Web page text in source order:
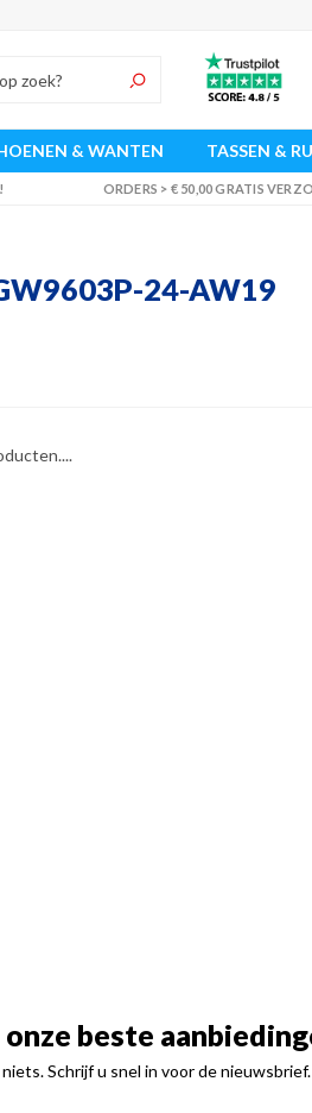
& WANTEN TASSEN &
ORDERS > € 50,00 GRATIS
24-AW19
beste
Schrijf u snel in voor de nieuwsbrief.